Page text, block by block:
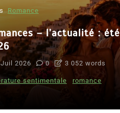
Romance
– l’actualité : été
2026 0 3 052 words
sentimentale romance